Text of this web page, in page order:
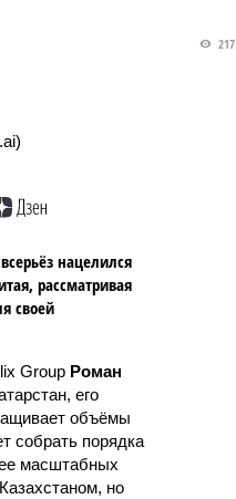
представить.
217
нацелился
рассматривая
своей
Group Роман
его
объёмы
собрать порядка
масштабных
но